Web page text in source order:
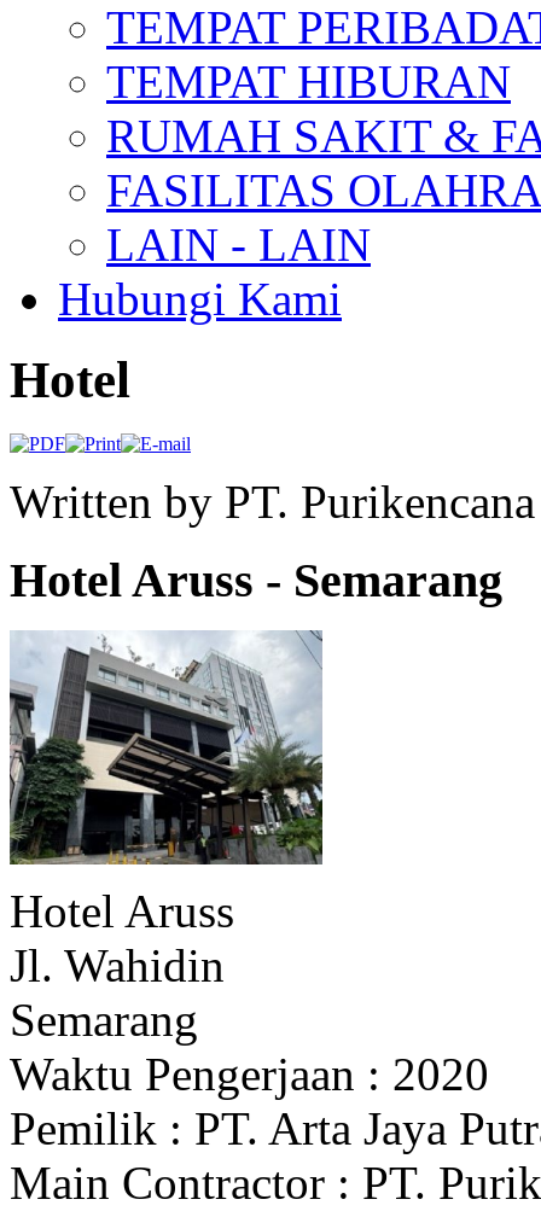
TEMPAT
TEMPAT HIBURAN
RUMAH SAKIT &
FASILITAS
LAIN - LAIN
Hubungi Kami
Hotel
Written by PT.
Hotel Aruss - Semarang
Hotel Aruss
Jl. Wahidin
Semarang
Waktu Pengerjaan : 2020
Pemilik : PT. Arta Jaya
Main Contractor : PT.